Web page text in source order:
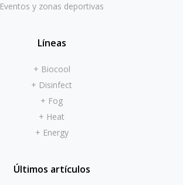
Eventos y zonas deportivas
Líneas
+ Biocool
+ Disinfect
+ Fog
+ Heat
+ Energy
Últimos artículos